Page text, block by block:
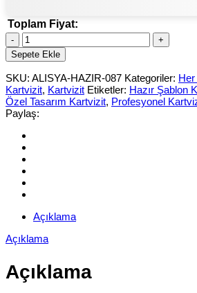
Toplam Fiyat:
Hazır
Kartvizit
Tasarım
Örneği
087
miktar
Sepete Ekle
SKU: ALISYA-HAZIR-087 Kategoriler:
Kartvizit, Kartvizit Etiketler: Hazır Şablon
Özel Tasarım Kartvizit, Profesyonel
Paylaş:
Açıklama
Açıklama
Açıklama